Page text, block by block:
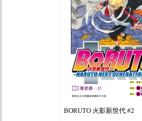
BORUTO 火影新世代 #2